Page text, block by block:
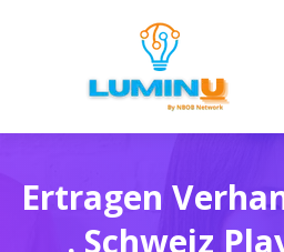
Ertragen
. Schweiz